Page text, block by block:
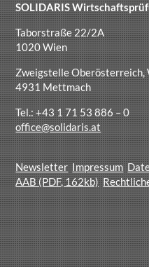
SOLIDARIS
Taborstraße 22/2A
1020 Wien
Zweigstelle Oberösterreich,
4931 Mettmach
Tel.: +43 1 71 53 886 – 0
office@solidaris.at
Newsletter Impressum
AAB (PDF, 162kb)